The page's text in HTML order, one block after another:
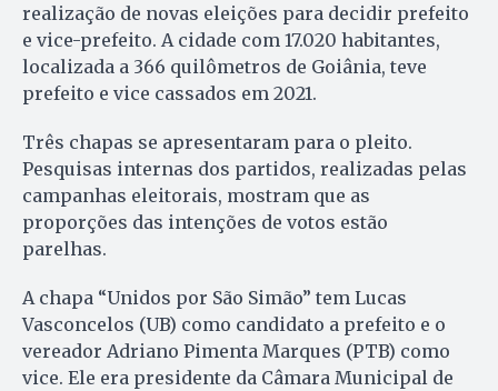
realização de novas eleições para decidir prefeito
e vice-prefeito. A cidade com 17.020 habitantes,
localizada a 366 quilômetros de Goiânia, teve
prefeito e vice cassados em 2021.
Três chapas se apresentaram para o pleito.
Pesquisas internas dos partidos, realizadas pelas
campanhas eleitorais, mostram que as
proporções das intenções de votos estão
parelhas.
A chapa “Unidos por São Simão” tem Lucas
Vasconcelos (UB) como candidato a prefeito e o
vereador Adriano Pimenta Marques (PTB) como
vice. Ele era presidente da Câmara Municipal de